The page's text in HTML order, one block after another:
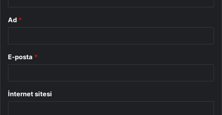
Ad *
E-posta *
İnternet sitesi